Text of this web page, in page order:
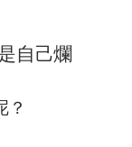
自己爛
？